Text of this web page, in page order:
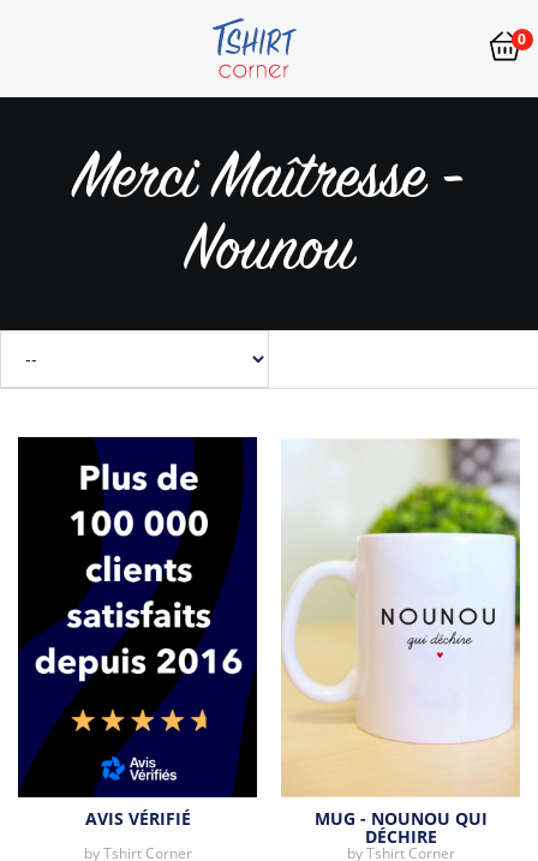
0
Merci Maîtresse -
Nounou
AVIS VÉRIFIÉ
byTshirt Corner
MUG - NOUNOU QUI
DÉCHIRE
byTshirt Corner